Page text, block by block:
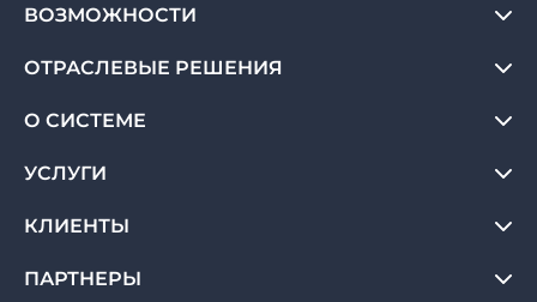
ВОЗМОЖНОСТИ
ОТРАСЛЕВЫЕ РЕШЕНИЯ
О СИСТЕМЕ
УСЛУГИ
КЛИЕНТЫ
ПАРТНЕРЫ